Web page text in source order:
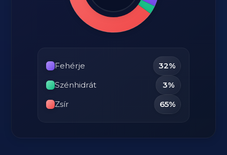
Fehérje
32%
Szénhidrát
3%
Zsír
65%